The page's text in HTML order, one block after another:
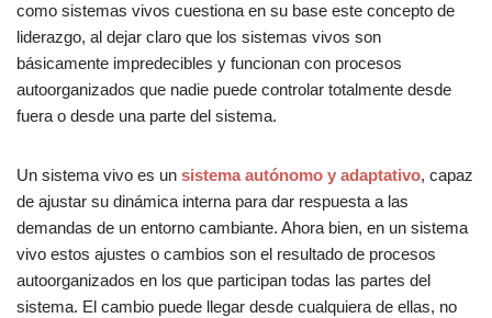
como sistemas vivos cuestiona en su base este concepto de
liderazgo, al dejar claro que los sistemas vivos son
básicamente impredecibles y funcionan con procesos
autoorganizados que nadie puede controlar totalmente desde
fuera o desde una parte del sistema.
Un sistema vivo es un sistema autónomo y adaptativo, capaz
de ajustar su dinámica interna para dar respuesta a las
demandas de un entorno cambiante. Ahora bien, en un sistema
vivo estos ajustes o cambios son el resultado de procesos
autoorganizados en los que participan todas las partes del
sistema. El cambio puede llegar desde cualquiera de ellas, no